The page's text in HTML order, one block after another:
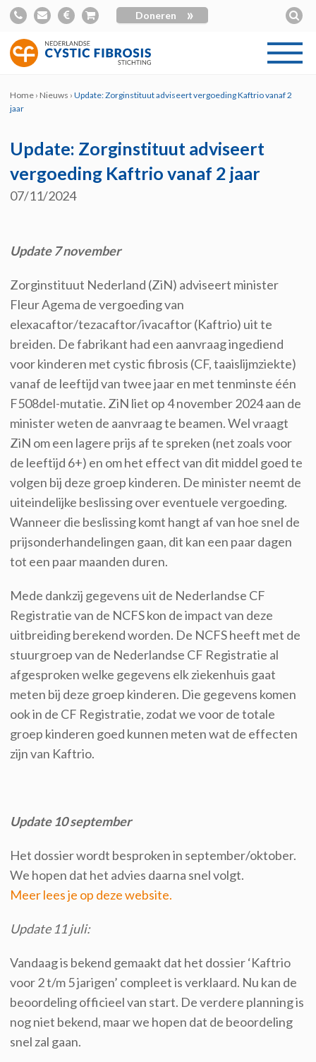
Doneren »
Home › Nieuws ›Update: Zorginstituut adviseert vergoeding Kaftrio vanaf 2
jaar
Update: Zorginstituut adviseert
vergoeding Kaftrio vanaf 2 jaar
07/11/2024
Update 7 november
Zorginstituut Nederland (ZiN) adviseert minister
Fleur Agema de vergoeding van
elexacaftor/tezacaftor/ivacaftor (Kaftrio) uit te
breiden. De fabrikant had een aanvraag ingediend
voor kinderen met cystic fibrosis (CF, taaislijmziekte)
vanaf de leeftijd van twee jaar en met tenminste één
F508del-mutatie. ZiN liet op 4 november 2024 aan de
minister weten de aanvraag te beamen. Wel vraagt
ZiN om een lagere prijs af te spreken (net zoals voor
de leeftijd 6+) en om het effect van dit middel goed te
volgen bij deze groep kinderen. De minister neemt de
uiteindelijke beslissing over eventuele vergoeding.
Wanneer die beslissing komt hangt af van hoe snel de
prijsonderhandelingen gaan, dit kan een paar dagen
tot een paar maanden duren.
Mede dankzij gegevens uit de Nederlandse CF
Registratie van de NCFS kon de impact van deze
uitbreiding berekend worden. De NCFS heeft met de
stuurgroep van de Nederlandse CF Registratie al
afgesproken welke gegevens elk ziekenhuis gaat
meten bij deze groep kinderen. Die gegevens komen
ook in de CF Registratie, zodat we voor de totale
groep kinderen goed kunnen meten wat de effecten
zijn van Kaftrio.
Update 10 september
Het dossier wordt besproken in september/oktober.
We hopen dat het advies daarna snel volgt.
Meer lees je op deze website.
Update 11 juli:
Vandaag is bekend gemaakt dat het dossier ‘Kaftrio
voor 2 t/m 5 jarigen’ compleet is verklaard. Nu kan de
beoordeling officieel van start. De verdere planning is
nog niet bekend, maar we hopen dat de beoordeling
snel zal gaan.